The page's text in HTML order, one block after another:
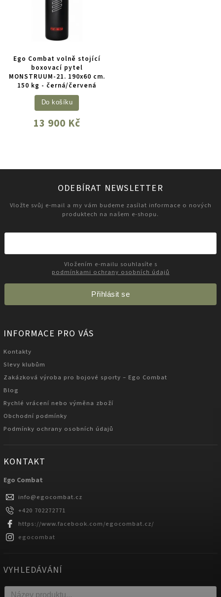
Ego Combat volně stojící
boxovací pytel
MONSTRUUM-21. 190x60 cm.
150 kg - černá/červená
13 900 Kč
Do košíku
ODEBÍRAT NEWSLETTER
Vložte svůj e-mail a my vám budeme zasílat informace o nových
produktech na našem e-shopu.
podmínkami ochrany osobních údajů
Přihlásit se
INFORMACE PRO VÁS
Kontakty
Slevy klubům
Zakázková výroba pro bojové sporty – Ego Combat
Blog
Rychlé vrácení nebo výměna zboží
Obchodní podmínky
Podmínky ochrany osobních údajů
KONTAKT
Ego Combat
info@egocombat.cz
+420 702272771
https://www.facebook.com/egocombat.cz/
egocombat
VYHLEDÁVÁNÍ